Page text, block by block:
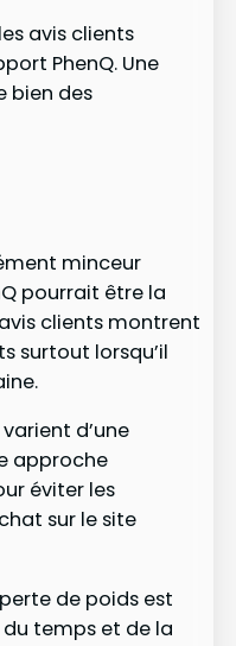
avis clients
PhenQ. Une
bien des
minceur
pourrait être la
clients montrent
surtout lorsqu’il
d’une
approche
éviter les
sur le site
de poids est
temps et de la